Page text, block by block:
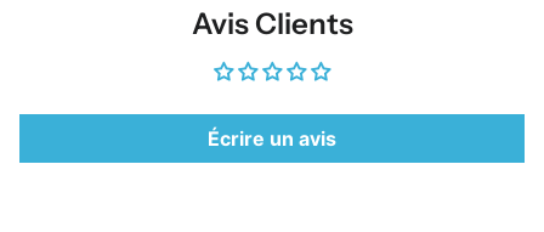
Avis Clients
Écrire un avis